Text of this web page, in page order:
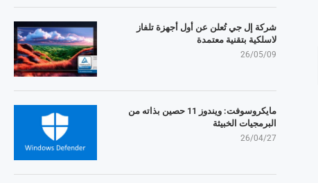
شركة إل جي تُعلن عن أول أجهزة تلفاز
لاسلكية بتقنية معتمدة
26/05/09
مايكروسوفت: ويندوز 11 حصين بذاته من
البرمجيات الخبيثة
26/04/27